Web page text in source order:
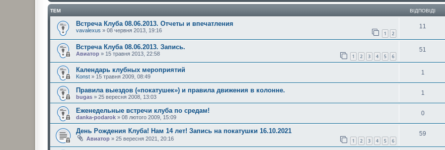
ТЕМ ВІДПОВІДІ
Встреча Клуба 08.06.2013. Отчеты и впечатления
vavalexus » 08 червня 2013, 19:16 1 2
11
Встреча Клуба 08.06.2013. Запись.
Авиатор » 15 травня 2013, 22:58 1 2 3 4 5 6
51
Календарь клубных мероприятий
Konst » 15 травня 2009, 08:49
1
Правила выездов («покатушек») и правила движения в колонне.
bugas » 25 вересня 2008, 13:03
1
Еженедельные встречи клуба по средам!
danka-podarok » 08 лютого 2009, 15:09
0
День Рождения Клуба! Нам 14 лет! Запись на покатушки 16.10.2021
Авиатор » 25 вересня 2021, 20:16 1 2 3 4 5 6
59